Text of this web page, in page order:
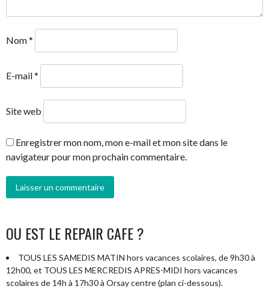
Nom*
E-mail*
Site web
Enregistrer mon nom, mon e-mail et mon site dans le
navigateur pour mon prochain commentaire.
OU EST LE REPAIR CAFE ?
TOUS LES SAMEDIS MATIN hors vacances scolaires, de 9h30 à
12h00, et TOUS LES MERCREDIS APRES-MIDI hors vacances
scolaires de 14h à 17h30 à Orsay centre (plan ci-dessous).